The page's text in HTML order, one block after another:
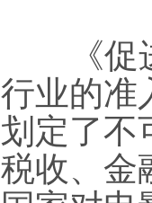
《促进
行业的准
划定了不
税收、金